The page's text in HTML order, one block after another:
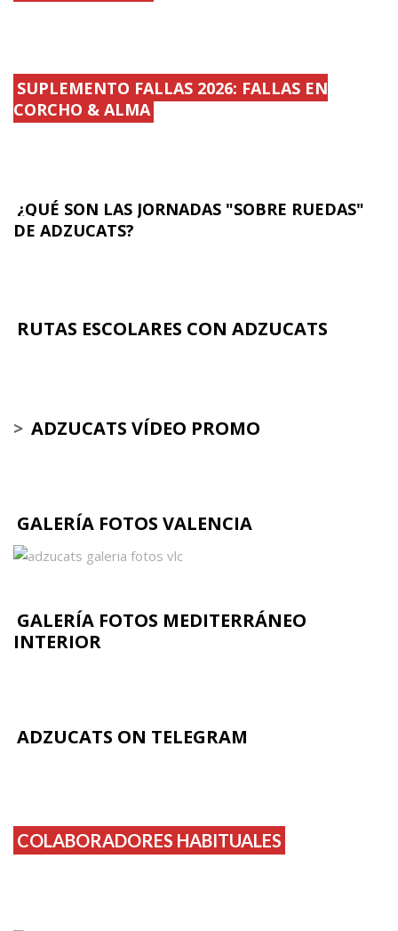
SUPLEMENTO FALLAS 2026: FALLAS EN
CORCHO & ALMA
¿QUÉ SON LAS JORNADAS "SOBRE RUEDAS"
DE ADZUCATS?
RUTAS ESCOLARES CON ADZUCATS
> ADZUCATS VÍDEO PROMO
GALERÍA FOTOS VALENCIA
GALERÍA FOTOS MEDITERRÁNEO
INTERIOR
ADZUCATS ON TELEGRAM
COLABORADORES HABITUALES